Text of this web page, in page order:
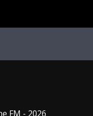
FM - 2026